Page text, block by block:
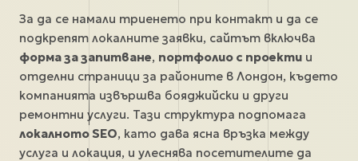
За да се намали триенето при контакт и да се
подкрепят локалните заявки, сайтът включва
форма за запитване, портфолио с проекти и
отделни страници за районите в Лондон, където
компанията извършва бояджийски и други
ремонтни услуги. Тази структура подпомага
локалното SEO, като дава ясна връзка между
услуга и локация, и улеснява посетителите да